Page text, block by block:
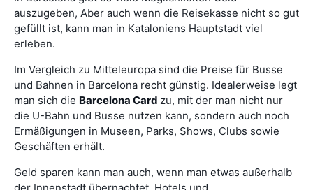
auszugeben, Aber auch wenn die Reisekasse nicht so gut
gefüllt ist, kann man in Kataloniens Hauptstadt viel
erleben.
Im Vergleich zu Mitteleuropa sind die Preise für Busse
und Bahnen in Barcelona recht günstig. Idealerweise legt
man sich die Barcelona Card zu, mit der man nicht nur
die U-Bahn und Busse nutzen kann, sondern auch noch
Ermäßigungen in Museen, Parks, Shows, Clubs sowie
Geschäften erhält.
Geld sparen kann man auch, wenn man etwas außerhalb